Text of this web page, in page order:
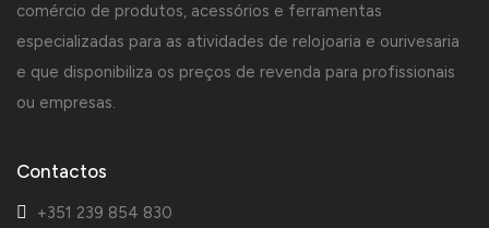
comércio de produtos, acessórios e ferramentas
especializadas para as atividades de relojoaria e ourivesaria
e que disponibiliza os preços de revenda para profissionais
ou empresas.
Contactos
+351 239 854 830